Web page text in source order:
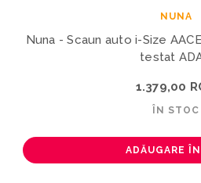
NUNA
Nuna - Scaun auto i-Size
testat
1.379,00
ÎN STOC
ADĂUGARE